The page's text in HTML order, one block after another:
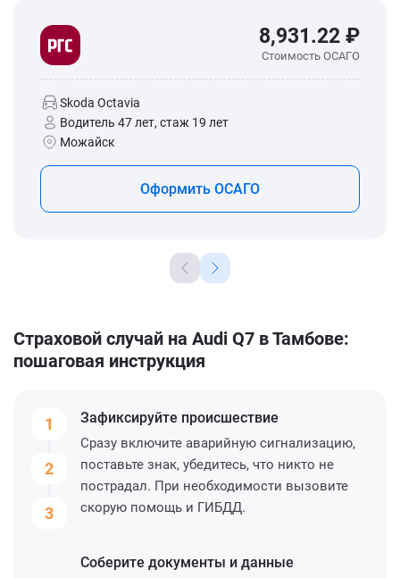
8,931.22 ₽
Стоимость ОСАГО
Skoda Octavia
Водитель 47 лет, стаж 19 лет
Можайск
Оформить ОСАГО
Страховой случай на Audi Q7 в Тамбове:
пошаговая инструкция
1
2
3
Зафиксируйте происшествие
Сразу включите аварийную сигнализацию,
поставьте знак, убедитесь, что никто не
пострадал. При необходимости вызовите
скорую помощь и ГИБДД.
Соберите документы и данные